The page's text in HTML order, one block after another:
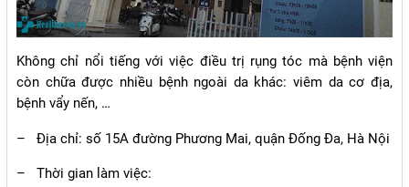
Không chỉ nổi tiếng với việc điều trị rụng tóc mà bệnh viện
còn chữa được nhiều bệnh ngoài da khác: viêm da cơ địa,
bệnh vẩy nến, …
– Địa chỉ: số 15A đường Phương Mai, quận Đống Đa, Hà Nội
– Thời gian làm việc: